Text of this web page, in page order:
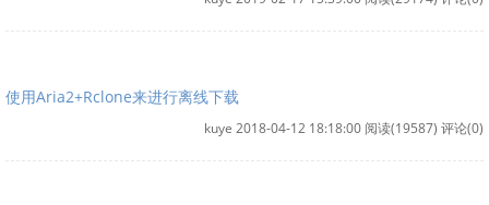
使用Aria2+Rclone来进行离线下载
kuye 2018-04-12 18:18:00 阅读(19587) 评论(0)